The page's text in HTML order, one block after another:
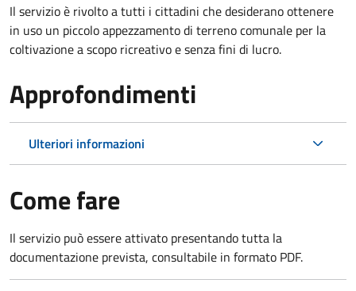
Il servizio è rivolto a tutti i cittadini che desiderano ottenere
in uso un piccolo appezzamento di terreno comunale per la
coltivazione a scopo ricreativo e senza fini di lucro.
Approfondimenti
Ulteriori informazioni
Come fare
Il servizio può essere attivato presentando tutta la
documentazione prevista, consultabile in formato PDF.